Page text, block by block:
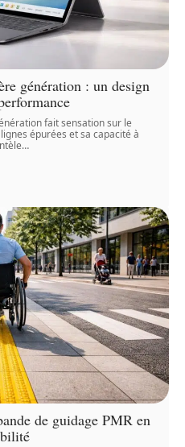
génération : un design
fait sensation sur le
épurées et sa capacité à
…
de guidage PMR en